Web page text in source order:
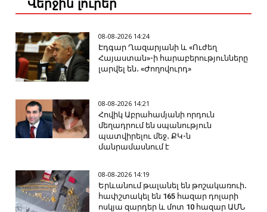
Վերջին լուրեր
08-08-2026 14:24
Էդգար Ղազարյանի և «Ուժեղ
Հայաստան»-ի հարաբերությունները
լարվել են․ «Ժողովուրդ»
08-08-2026 14:21
Հովիկ Աբրահամյանի որդուն
մեղադրում են սպանություն
պատվիրելու մեջ․ ՔԿ-ն
մանրամասնում է
08-08-2026 14:19
Երևանում թալանել են թոշակառուի․
հափշտակել են 165 հազար դոլարի
ոսկյա զարդեր և մոտ 10 հազար ԱՄՆ